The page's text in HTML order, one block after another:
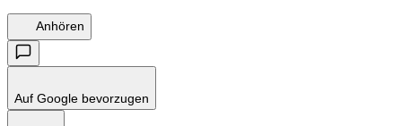
Anhören
Auf Google bevorzugen